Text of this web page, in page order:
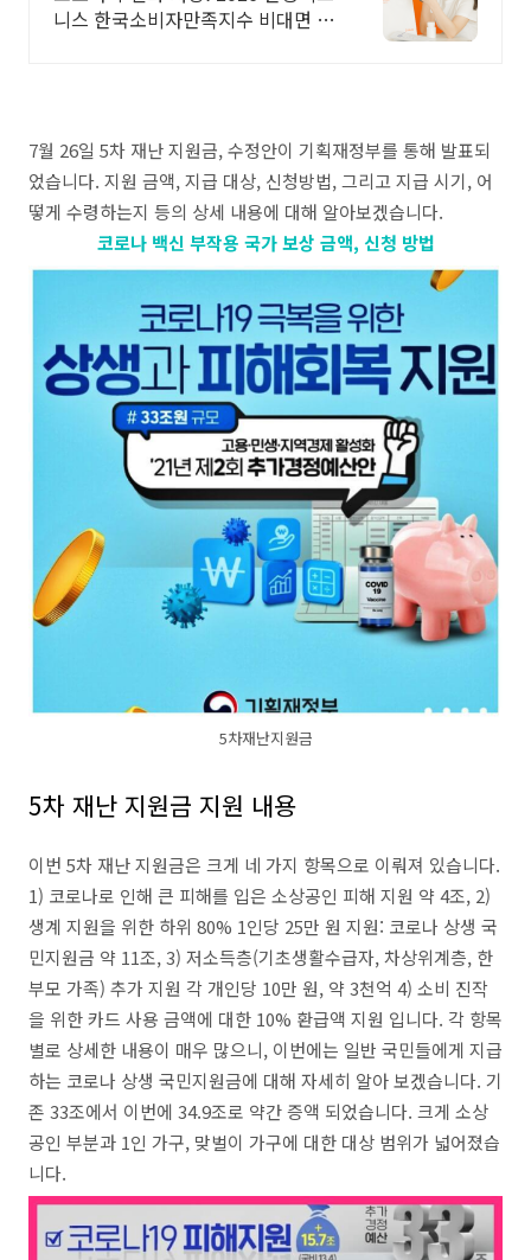
니스 한국소비자만족지수 비대면 진
7월 26일 5차 재난 지원금, 수정안이 기획재정부를 통해 발표되
었습니다. 지원 금액, 지급 대상, 신청방법, 그리고 지급 시기, 어
떻게 수령하는지 등의 상세 내용에 대해 알아보겠습니다.
코로나 백신 부작용 국가 보상 금액, 신청 방법
5차재난지원금
5차 재난 지원금 지원 내용
이번 5차 재난 지원금은 크게 네 가지 항목으로 이뤄져 있습니다.
1) 코로나로 인해 큰 피해를 입은 소상공인 피해 지원 약 4조, 2)
생계 지원을 위한 하위 80% 1인당 25만 원 지원: 코로나 상생 국
민지원금 약 11조, 3) 저소득층(기초생활수급자, 차상위계층, 한
부모 가족) 추가 지원 각 개인당 10만 원, 약 3천억 4) 소비 진작
을 위한 카드 사용 금액에 대한 10% 환급액 지원 입니다. 각 항목
별로 상세한 내용이 매우 많으니, 이번에는 일반 국민들에게 지급
하는 코로나 상생 국민지원금에 대해 자세히 알아 보겠습니다. 기
존 33조에서 이번에 34.9조로 약간 증액 되었습니다. 크게 소상
공인 부분과 1인 가구, 맞벌이 가구에 대한 대상 범위가 넓어졌습
니다.